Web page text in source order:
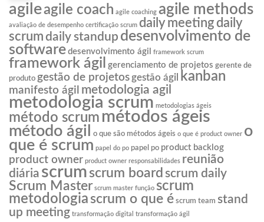
agileagile coach agile coaching agile methods
avaliação de desempenho certificação scrum daily meeting daily
scrumdaily standup desenvolvimento de
software desenvolvimento ágil framework scrum
framework ágil gerenciamento de projetos gerente de
produto gestão de projetos gestão ágil kanban
manifesto ágil metodologia agil
metodologia scrum metodologias ágeis
método scrum métodos ágeis
método ágil o que são métodos ágeis o que é product owner o
que é scrum papel do po papel po product backlog
product owner product owner responsabilidades reunião
diária scrum scrum board scrum daily
Scrum Master scrum master função scrum
metodologia scrum o que é scrum team stand
up meeting transformação digital transformação ágil